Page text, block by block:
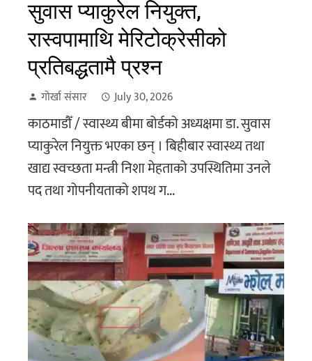
सुवास प्याकुरेल नियुक्त,
रास्वपामाथि मेरिटोक्रेसीको
प्रतिबद्धतामै प्रश्न
गोर्खा संसार July 30, 2026
काठमाडौँ / स्वास्थ्य बीमा बोर्डको अध्यक्षमा डा. सुवास
प्याकुरेल नियुक्त भएका छन् । बिहीबार स्वास्थ्य तथा
खाद्य स्वच्छता मन्त्री निशा मेहताको उपस्थितिमा उनले
पद तथा गोपनीयताको शपथ ग...